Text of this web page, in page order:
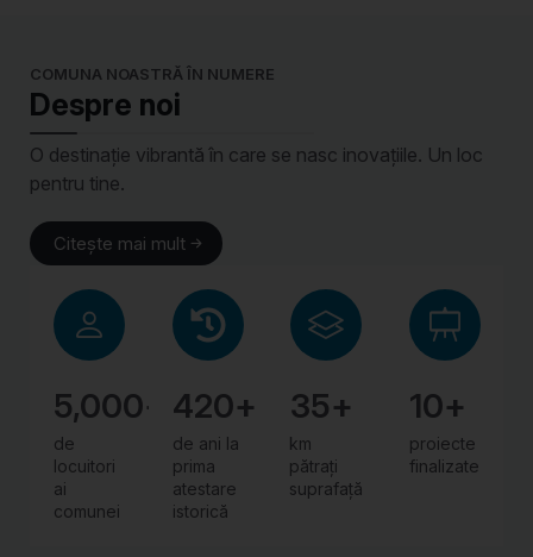
COMUNA NOASTRĂ ÎN NUMERE
Despre noi
O destinație vibrantă în care se nasc inovațiile. Un loc
pentru tine.
Citește mai mult
de
locuitori
ai
comunei
5,000+
de ani la
prima
atestare
istorică
420+
km
pătrați
suprafață
35+
proiecte
finalizate
10+